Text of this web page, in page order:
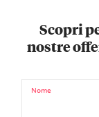
Scopri
nostre
Nome